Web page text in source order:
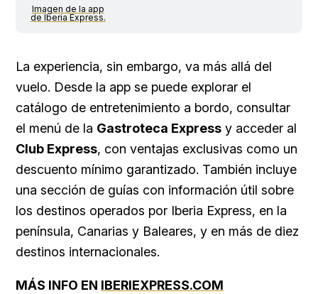
Imagen de la app
de Iberia Express.
La experiencia, sin embargo, va más allá del
vuelo. Desde la app se puede explorar el
catálogo de entretenimiento a bordo, consultar
el menú de la Gastroteca Express y acceder al
Club Express, con ventajas exclusivas como un
descuento mínimo garantizado. También incluye
una sección de guías con información útil sobre
los destinos operados por Iberia Express, en la
península, Canarias y Baleares, y en más de diez
destinos internacionales.
MÁS INFO EN IBERIEXPRESS.COM